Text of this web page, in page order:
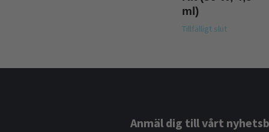
ml)
Tillfälligt slut
Anmäl dig till vårt